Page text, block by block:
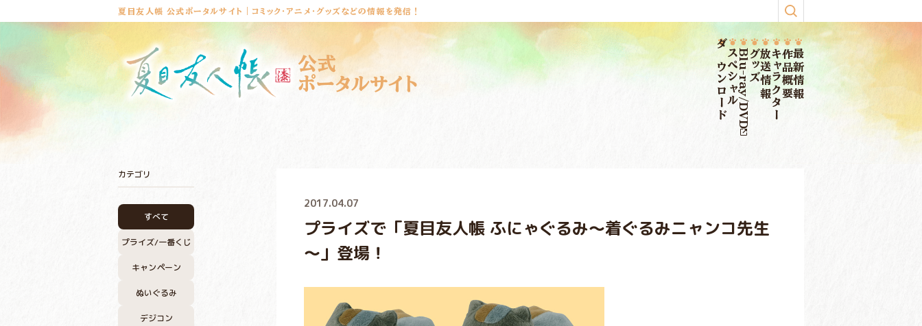
夏目友人帳 公式ポータルサイト｜コミック・アニメ・グッズなどの情報を発信！
公式
ポータルサイト
ダウンロードスペシャルBlu-ray/DVDグッズ放送情報キャラクター作品概要最新情報
カテゴリ
すべて
プライズ/一番くじ
キャンペーン
ぬいぐるみ
デジコン
2017.04.07
プライズで「夏目友人帳 ふにゃぐるみ～着ぐるみニャンコ先生
～」登場！